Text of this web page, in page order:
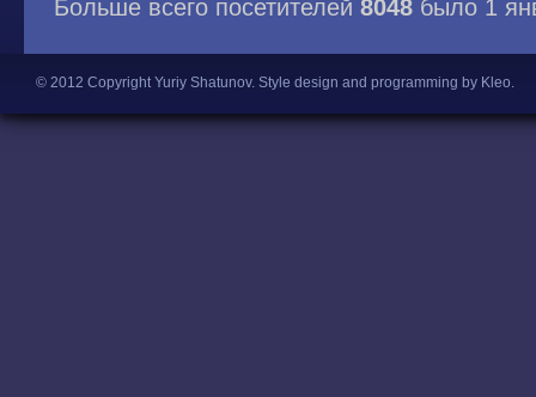
Больше всего посетителей 8048 было 1
© 2012 Copyright Yuriy Shatunov. Style design and programming by Kleo.